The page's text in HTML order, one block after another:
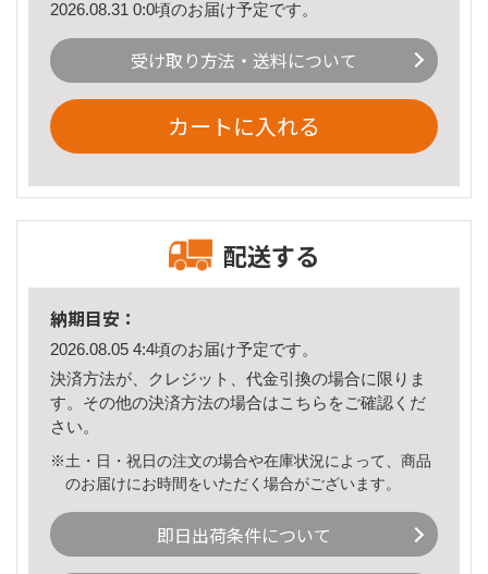
2026.08.31 0:0頃のお届け予定です。
受け取り方法・送料について
カートに入れる
配送する
納期目安：
2026.08.05 4:4頃のお届け予定です。
決済方法が、クレジット、代金引換の場合に限りま
す。その他の決済方法の場合はこちら をご確認くだ
さい。
※土・日・祝日の注文の場合や在庫状況によって、商品
のお届けにお時間をいただく場合がございます。
即日出荷条件について